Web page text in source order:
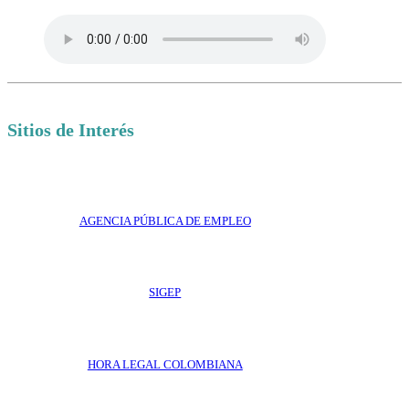
Sitios de Interés
AGENCIA PÚBLICA DE EMPLEO
SIGEP
HORA LEGAL COLOMBIANA